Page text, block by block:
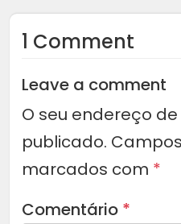
1 Comment
Leave a comment
O seu endereço
publicado.
marcados com *
Comentário *